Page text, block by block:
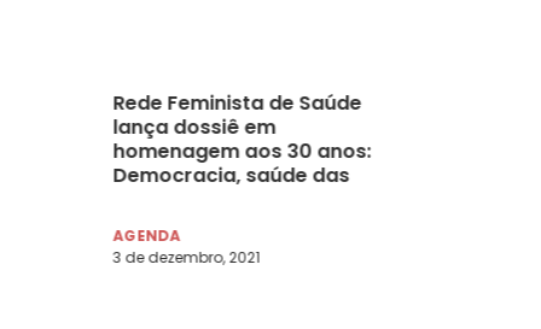
Rede Feminista de Saúde
lança dossiê em
homenagem aos 30 anos:
Democracia, saúde das
AGENDA
3 de dezembro, 2021